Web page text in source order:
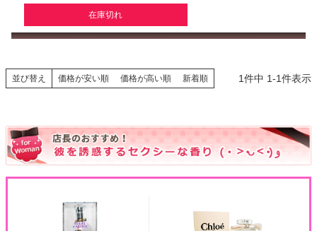
在庫切れ
並び替え 価格が安い順 価格が高い順 新着順 1件中 1-1件表示